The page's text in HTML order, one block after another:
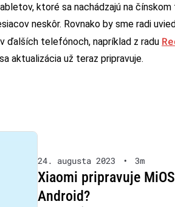
ktoré sa nachádzajú na
neskôr. Rovnako by sme radi
ďalších telefónoch, napríklad z radu
aktualizácia už teraz pripravuje.
24. augusta 2023 • 3m
Xiaomi pripravuje
Android?